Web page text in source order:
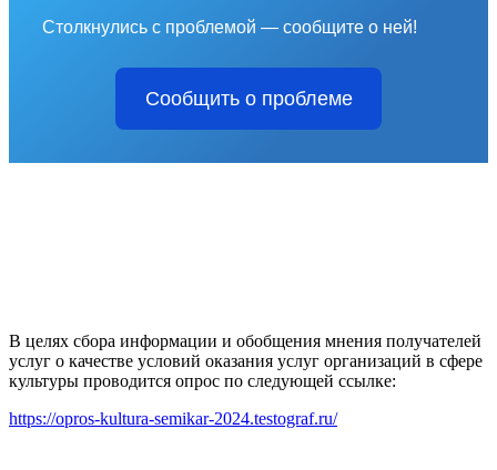
Столкнулись с проблемой — сообщите о ней!
Сообщить о проблеме
В целях сбора информации и обобщения мнения получателей
услуг о качестве условий оказания услуг организаций в сфере
культуры проводится опрос по следующей ссылке:
https://opros-kultura-semikar-2024.testograf.ru/